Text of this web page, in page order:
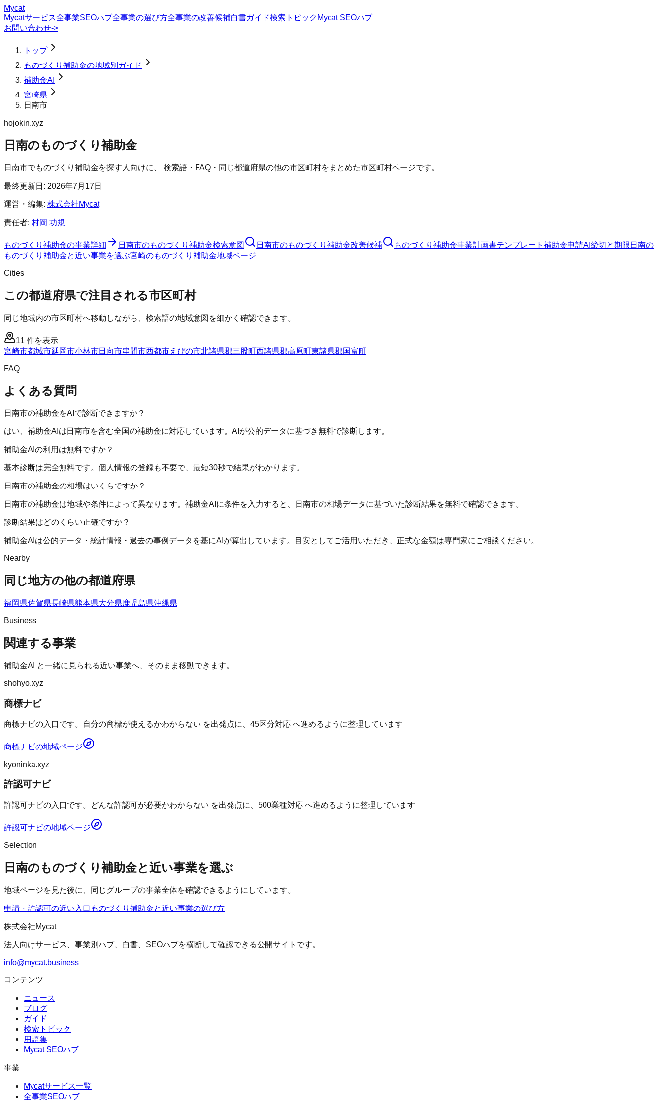
Mycat
Mycatサービス全事業SEOハブ全事業の選び方全事業の改善候補白書ガイド検索トピック Mycat SEOハブ
お問い合わせ->
トップ
ものづくり補助金の地域別ガイド
補助金AI
宮崎県
日南市
hojokin.xyz
日南のものづくり補助金
日南市でものづくり補助金を探す人向けに、 検索語・FAQ・同じ都道府県の他の市区町村をまとめた市区町村ページです。
最終更新日: 2026年7月17日
運営・編集: 株式会社Mycat
責任者: 村岡 功規
ものづくり補助金の事業詳細 日南市のものづくり補助金検索意図 日南市のものづくり補助金改善候補 ものづくり補助金事業計画書テンプレート 補助金申請AI 締切と期限 日南の
ものづくり補助金と近い事業を選ぶ宮崎のものづくり補助金地域ページ
Cities
この都道府県で注目される市区町村
同じ地域内の市区町村へ移動しながら、検索語の地域意図を細かく確認できます。
11 件を表示
宮崎市都城市延岡市小林市日向市串間市西都市えびの市北諸県郡三股町西諸県郡高原町東諸県郡国富町
FAQ
よくある質問
日南市の補助金をAIで診断できますか？
はい、補助金AIは日南市を含む全国の補助金に対応しています。AIが公的データに基づき無料で診断します。
補助金AIの利用は無料ですか？
基本診断は完全無料です。個人情報の登録も不要で、最短30秒で結果がわかります。
日南市の補助金の相場はいくらですか？
日南市の補助金は地域や条件によって異なります。補助金AIに条件を入力すると、日南市の相場データに基づいた診断結果を無料で確認できます。
診断結果はどのくらい正確ですか？
補助金AIは公的データ・統計情報・過去の事例データを基にAIが算出しています。目安としてご活用いただき、正式な金額は専門家にご相談ください。
Nearby
同じ地方の他の都道府県
福岡県佐賀県長崎県熊本県大分県鹿児島県沖縄県
Business
関連する事業
補助金AI と一緒に見られる近い事業へ、そのまま移動できます。
shohyo.xyz
商標ナビ
商標ナビの入口です。自分の商標が使えるかわからない を出発点に、45区分対応 へ進めるように整理しています
商標ナビの地域ページ
kyoninka.xyz
許認可ナビ
許認可ナビの入口です。どんな許認可が必要かわからない を出発点に、500業種対応 へ進めるように整理しています
許認可ナビの地域ページ
Selection
日南のものづくり補助金と近い事業を選ぶ
地域ページを見た後に、同じグループの事業全体を確認できるようにしています。
申請・許認可の近い入口 ものづくり補助金と近い事業の選び方
株式会社Mycat
法人向けサービス、事業別ハブ、白書、SEOハブを横断して確認できる公開サイトです。
info@mycat.business
コンテンツ
ニュース
ブログ
ガイド
検索トピック
用語集
Mycat SEOハブ
事業
Mycatサービス一覧
全事業SEOハブ